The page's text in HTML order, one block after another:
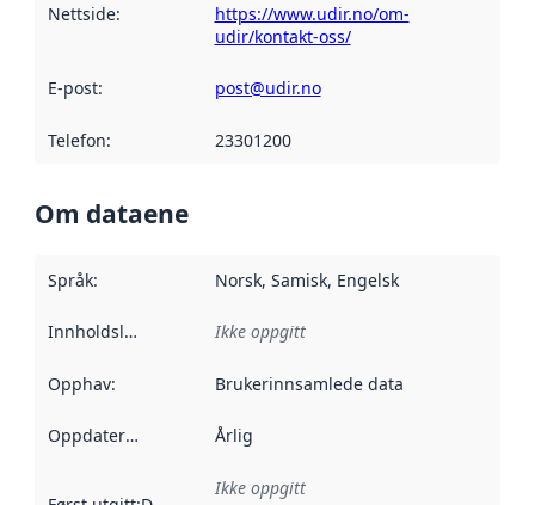
Nettside:
https://www.udir.no/om-
udir/kontakt-oss/
E-post: post@udir.no
Telefon: 23301200
Om dataene
Språk: Norsk, Samisk, Engelsk
Innholdsleverandører :
Ikke oppgitt
Opphav: Brukerinnsamlede data
Oppdateringsfrekvens :
Årlig
Ikke oppgitt